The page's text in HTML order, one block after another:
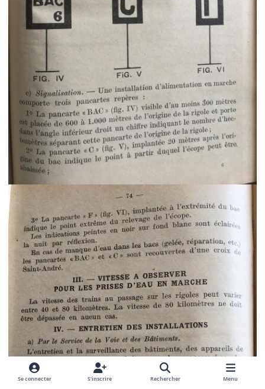
Se connecter S’inscrire Rechercher Menu